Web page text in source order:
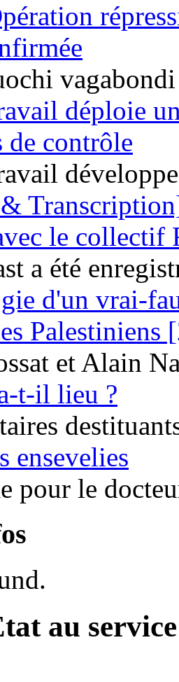
déploie
de contrôle
le collectif
a été
d'un vrai-
Palestiniens
et Alain
t-il lieu ?
ensevelies
pour le
au